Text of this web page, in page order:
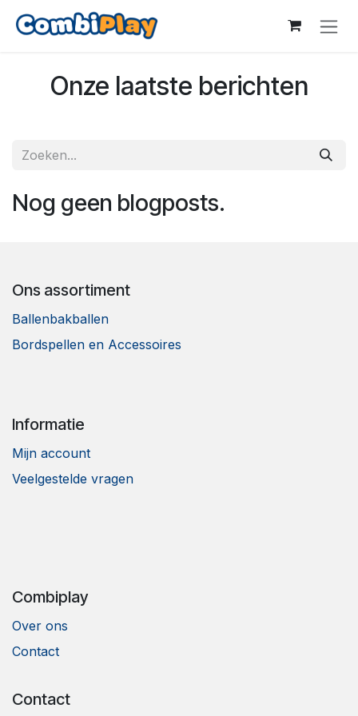
Overslaan naar inhoud
Onze laatste berichten
Nog geen blogposts.
Ons assortiment
Ballenbakballen
Bordspellen en Accessoires
Informatie
Mijn account
Veelgestelde vragen
Combiplay
Over ons
Contact
Contact